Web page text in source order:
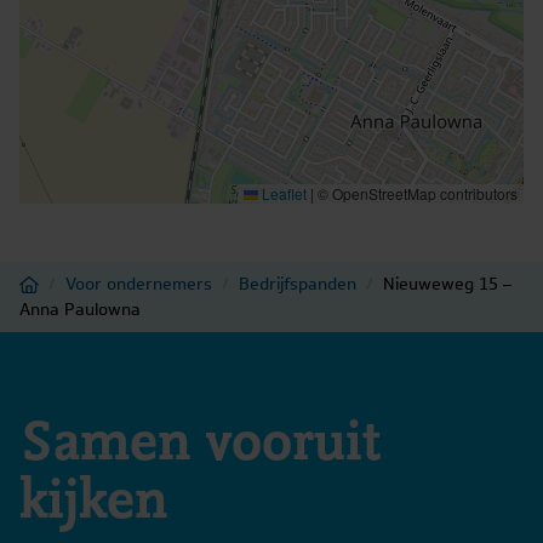
Welkom bij de Nieuweweg 13-15, Anna Paulowna – waar
geschiedenis wacht om opnieuw geschreven te worden.
U kunt toegang verkrijgen tot de dataroom met alle
beschikbare informatie door een email te sturen naar
zaanstad@brantjes.nl
Leaflet | © OpenStreetMap contributors
Home Voor ondernemers Bedrijfspanden
Nieuweweg 15 –
Anna Paulowna
Samen vooruit
kijken